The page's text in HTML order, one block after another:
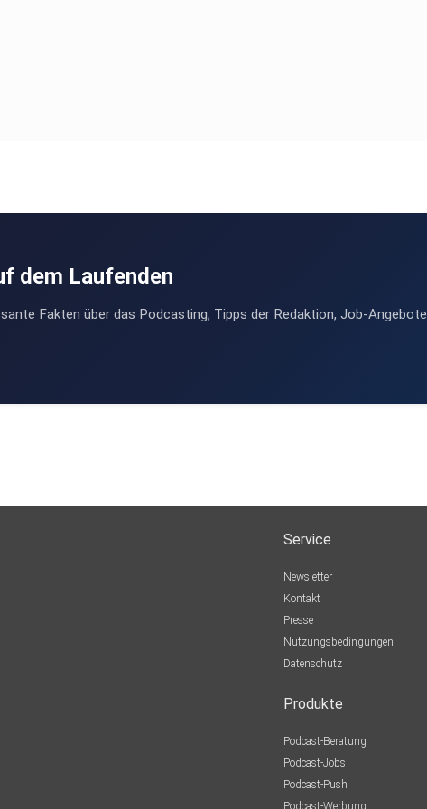
dem Laufenden
Fakten über das Podcasting, Tipps der Redaktion, Job-
Service
Newsletter
Kontakt
Presse
Nutzungsbedingungen
Datenschutz
Produkte
Podcast-Beratung
Podcast-Jobs
Podcast-Push
Podcast-Werbung